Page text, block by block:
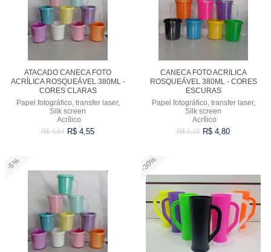
ATACADO CANECA FOTO
ACRÍLICA ROSQUEÁVEL 380ML -
CORES CLARAS
Papel fotográfico, transfer laser,
Silk screen
Acrílico
R$ 4,84 R$ 4,55
CANECA FOTO ACRÍLICA
ROSQUEÁVEL 380ML - CORES
ESCURAS
Papel fotográfico, transfer laser,
Silk screen
Acrílico
R$ 5,10 R$ 4,80
-5% -30%